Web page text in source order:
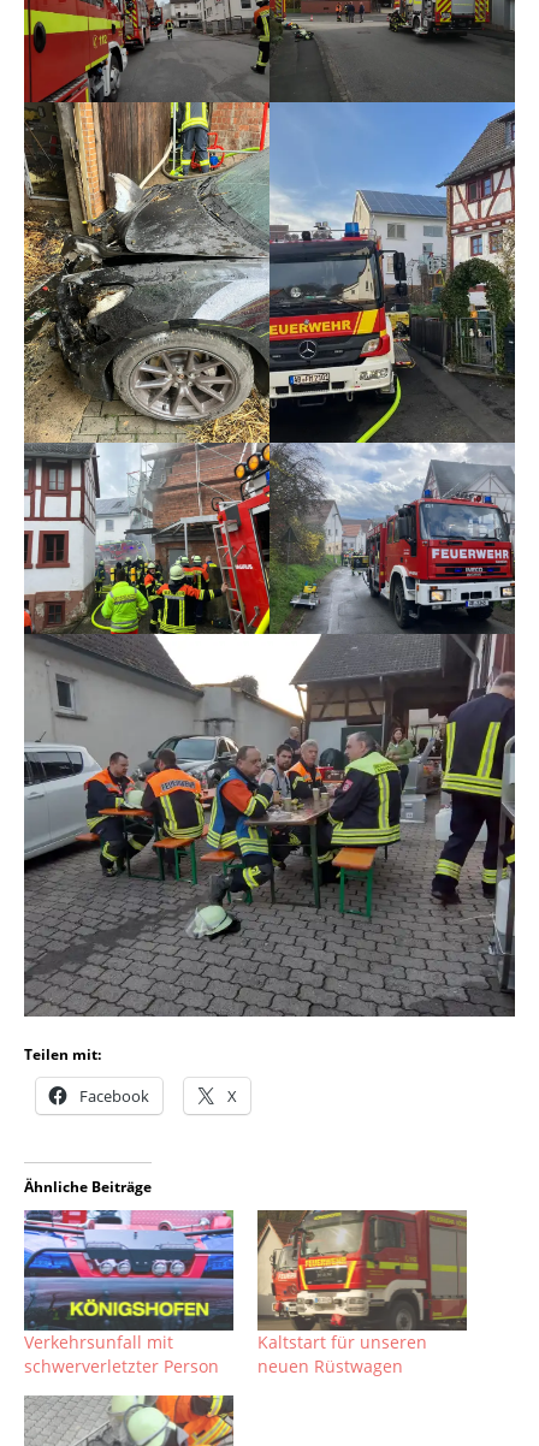
Teilen mit:
Facebook X
Ähnliche Beiträge
Verkehrsunfall mit
schwerverletzter Person
Kaltstart für unseren
neuen Rüstwagen